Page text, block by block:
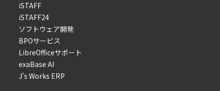
iSTAFF
iSTAFF24
ソフトウェア開発
BPOサービス
LibreOfficeサポート
exaBase AI
J's Works ERP